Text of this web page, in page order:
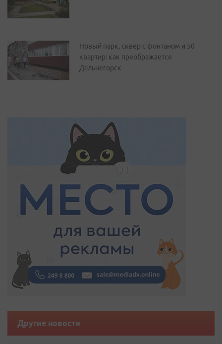
Новый парк, сквер с фонтаном и 50
квартир: как преображается
Дальнегорск
Другие новости